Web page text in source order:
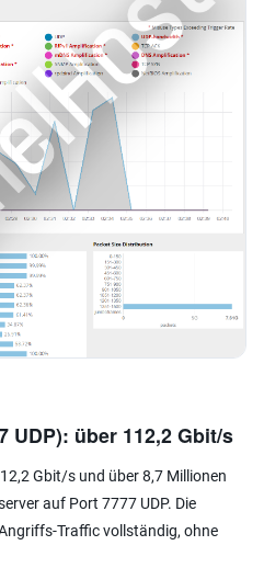
UDP): über 112,2 Gbit/s
Gbit/s und über 8,7 Millionen
auf Port 7777 UDP. Die
Traffic vollständig, ohne